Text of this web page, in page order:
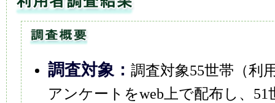
調査対象： 調査対象55世帯（利
アンケートをweb上で配布し、